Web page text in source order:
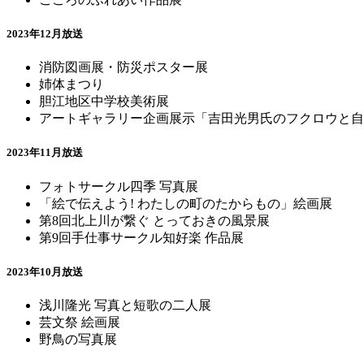
2023年12月放送
消防図画展・防災ポスター展
姉体まつり
胆江地区中学校美術展
アートギャラリー企画展示「吉田光男氏のフクロウと
2023年11月放送
フォトサークル四季 写真展
「絵で伝えよう! わたしの町のたからもの」絵画展
第8回北上川が繋ぐ とっておきの風景展
第9回手仕事サークル知好楽 作品展
2023年10月放送
浅川隆光 写真と短歌の二人展
芸文祭 絵画展
野鳥の写真展